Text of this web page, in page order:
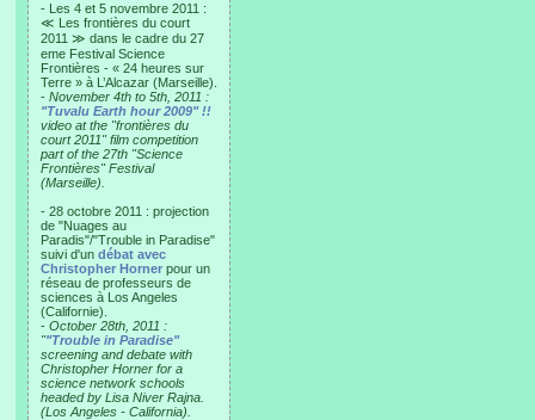
- Les 4 et 5 novembre 2011 :
≪ Les frontières du court
2011 ≫ dans le cadre du 27
eme Festival Science
Frontières - « 24 heures sur
Terre » à L’Alcazar (Marseille).
- November 4th to 5th, 2011 :
"Tuvalu Earth hour 2009" !!
video at the "frontières du
court 2011" film competition
part of the 27th "Science
Frontières" Festival
(Marseille).
- 28 octobre 2011 : projection
de "Nuages au
Paradis"/"Trouble in Paradise"
suivi d'un débat avec
Christopher Horner pour un
réseau de professeurs de
sciences à Los Angeles
(Californie).
- October 28th, 2011 :
""Trouble in Paradise"
screening and debate with
Christopher Horner for a
science network schools
headed by Lisa Niver Rajna.
(Los Angeles - California).